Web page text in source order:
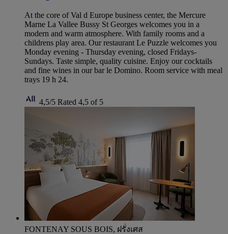
At the core of Val d Europe business center, the Mercure
Marne La Vallee Bussy St Georges welcomes you in a
modern and warm atmosphere. With family rooms and a
childrens play area. Our restaurant Le Puzzle welcomes you
Monday evening - Thursday evening, closed Fridays-
Sundays. Taste simple, quality cuisine. Enjoy our cocktails
and fine wines in our bar le Domino. Room service with meal
trays 19 h 24.
4,5/5 Rated 4,5 of 5
FONTENAY SOUS BOIS, ฝรั่งเศส